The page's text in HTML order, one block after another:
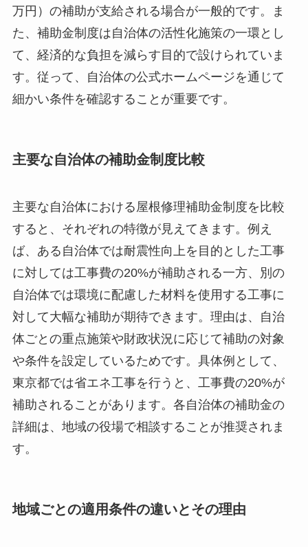
万円）の補助が支給される場合が一般的です。ま
た、補助金制度は自治体の活性化施策の一環とし
て、経済的な負担を減らす目的で設けられていま
す。従って、自治体の公式ホームページを通じて
細かい条件を確認することが重要です。
主要な自治体の補助金制度比較
主要な自治体における屋根修理補助金制度を比較
すると、それぞれの特徴が見えてきます。例え
ば、ある自治体では耐震性向上を目的とした工事
に対しては工事費の20%が補助される一方、別の
自治体では環境に配慮した材料を使用する工事に
対して大幅な補助が期待できます。理由は、自治
体ごとの重点施策や財政状況に応じて補助の対象
や条件を設定しているためです。具体例として、
東京都では省エネ工事を行うと、工事費の20%が
補助されることがあります。各自治体の補助金の
詳細は、地域の役場で相談することが推奨されま
す。
地域ごとの適用条件の違いとその理由